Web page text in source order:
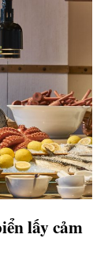
lấy cảm